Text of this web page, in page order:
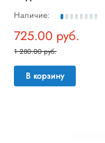
Наличие:
725.00 руб.
1 280.00 руб.
В корзину